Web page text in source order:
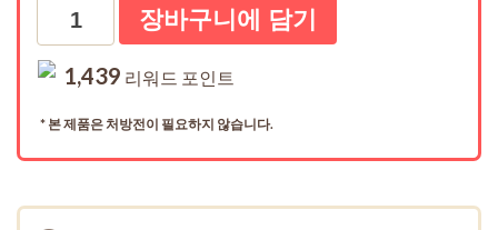
1,439 리워드 포인트
* 본 제품은 처방전이 필요하지 않습니다.